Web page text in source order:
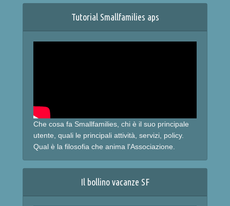
Tutorial Smallfamilies aps
Che cosa fa Smallfamilies, chi è il suo principale
utente, quali le principali attività, servizi, policy.
Qual è la filosofia che anima l'Associazione.
Il bollino vacanze SF